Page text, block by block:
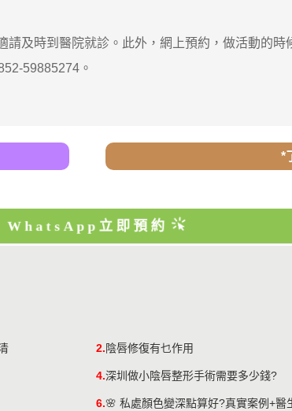
時到醫院就診。此外，網上預約，做活動的時
59885274。
*
WhatsApp立即預約
2.陰唇修復有乜作用
4.深圳做小陰唇整形手術需要多少錢?
6.🌸 私處顏色變深點算好?真實案例+醫